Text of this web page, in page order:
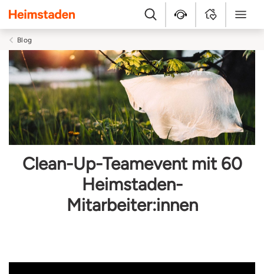
Heimstaden
Suche Kundenservice
MyHomeMenü
Blog
Clean-Up-Teamevent mit 60
Heimstaden-
Mitarbeiter:innen